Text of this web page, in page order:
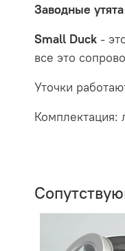
Заводные утята
Small Duck -
все это
Уточки
Комплектация: